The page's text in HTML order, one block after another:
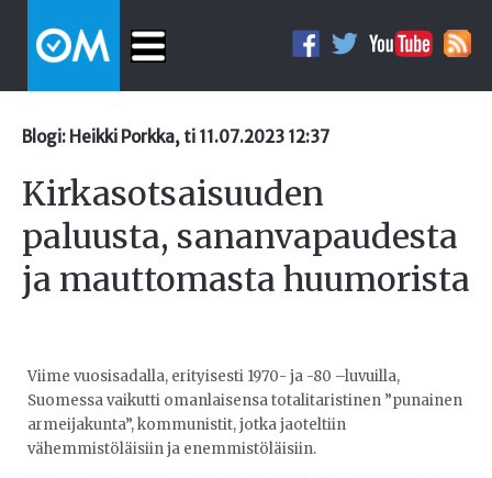
Blogi: Heikki Porkka, ti 11.07.2023 12:37
Kirkasotsaisuuden
paluusta, sananvapaudesta
ja mauttomasta huumorista
Viime vuosisadalla, erityisesti 1970- ja -80 –luvuilla,
Suomessa vaikutti omanlaisensa totalitaristinen ”punainen
armeijakunta”, kommunistit, jotka jaoteltiin
vähemmistöläisiin ja enemmistöläisiin.